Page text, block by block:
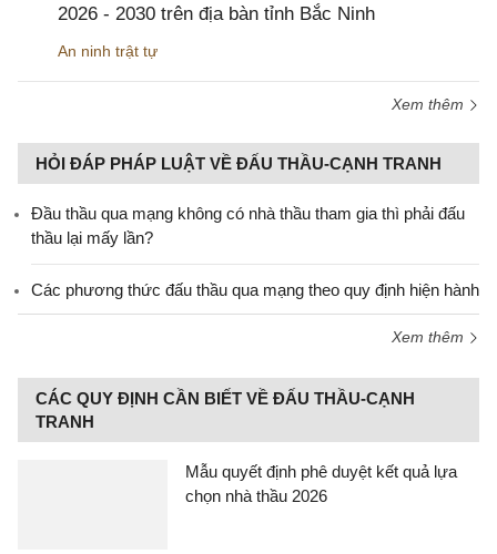
2026 - 2030 trên địa bàn tỉnh Bắc Ninh
An ninh trật tự
Xem thêm
HỎI ĐÁP PHÁP LUẬT VỀ ĐẤU THẦU-CẠNH TRANH
Đầu thầu qua mạng không có nhà thầu tham gia thì phải đấu
thầu lại mấy lần?
Các phương thức đấu thầu qua mạng theo quy định hiện hành
Xem thêm
CÁC QUY ĐỊNH CẦN BIẾT VỀ ĐẤU THẦU-CẠNH
TRANH
Mẫu quyết định phê duyệt kết quả lựa
chọn nhà thầu 2026